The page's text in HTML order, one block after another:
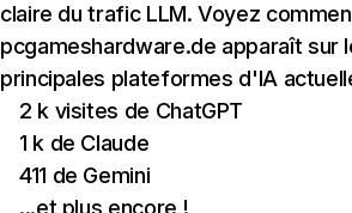
claire du trafic LLM. Voyez
pcgameshardware.de apparaît sur
principales plateformes d'IA
2 k visites de ChatGPT
1 k de Claude
411 de Gemini
...et plus encore !